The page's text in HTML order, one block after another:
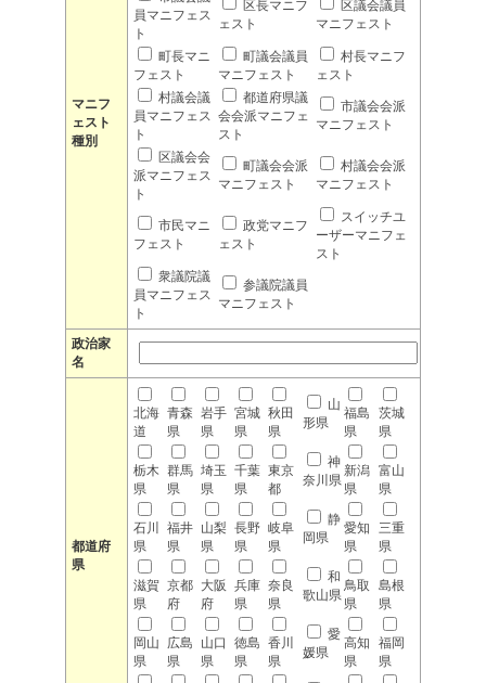
マニフ
ェスト
種別
員マニフェス
ト
区長マニフ
ェスト
区議会議員
マニフェスト
町長マニ
フェスト
町議会議員
マニフェスト
村長マニフ
ェスト
村議会議
員マニフェス
ト
都道府県議
会会派マニフェ
スト
市議会会派
マニフェスト
区議会会
派マニフェス
ト
町議会会派
マニフェスト
村議会会派
マニフェスト
市民マニ
フェスト
政党マニフ
ェスト
スイッチユ
ーザーマニフェ
スト
衆議院議
員マニフェス
ト
参議院議員
マニフェスト
政治家
名
都道府
県
北海
道
青森
県
岩手
県
宮城
県
秋田
県
山
形県
福島
県
茨城
県
栃木
県
群馬
県
埼玉
県
千葉
県
東京
都
神
奈川県
新潟
県
富山
県
石川
県
福井
県
山梨
県
長野
県
岐阜
県
静
岡県
愛知
県
三重
県
滋賀
県
京都
府
大阪
府
兵庫
県
奈良
県
和
歌山県
鳥取
県
島根
県
岡山
県
広島
県
山口
県
徳島
県
香川
県
愛
媛県
高知
県
福岡
県